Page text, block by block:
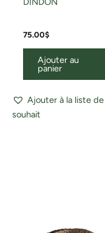
75.00$
Ajouter au
panier
Ajouter à la liste de
souhait